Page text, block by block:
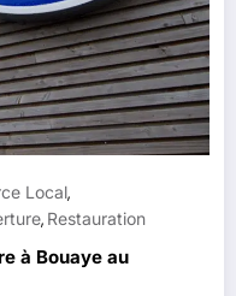
Local,
, Restauration
à Bouaye au